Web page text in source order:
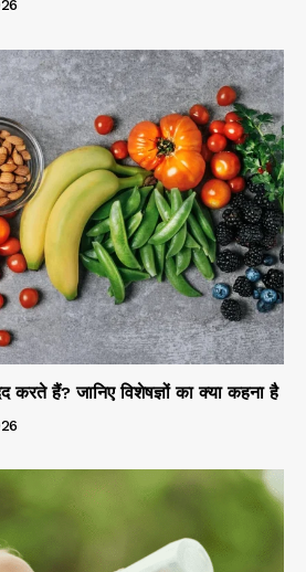
हैं? जानिए विशेषज्ञों का क्या कहना है